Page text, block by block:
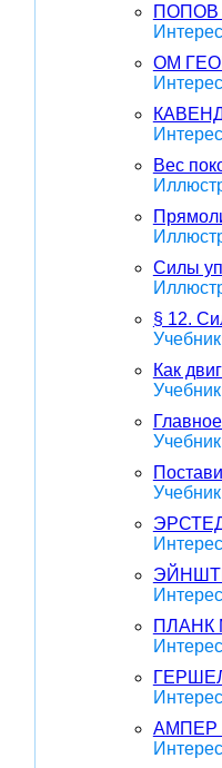
ПОПОВ
ОМ
Вес
Силы
§ 12.
Как
ПЛАНК
АМПЕР